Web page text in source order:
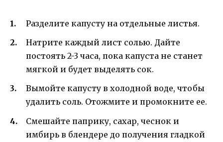
Разделите капусту на отдельные листья.
Натрите каждый лист солью. Дайте
постоять 2-3 часа, пока капуста не станет
мягкой и будет выделять сок.
Вымойте капусту в холодной воде, чтобы
удалить соль. Отожмите и промокните ее.
Смешайте паприку, сахар, чеснок и
имбирь в блендере до получения гладкой